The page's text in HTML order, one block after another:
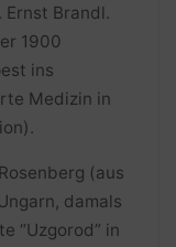
Ernst Brandl.
1900
ins
Medizin in
(aus
damals
“Uzgorod” in